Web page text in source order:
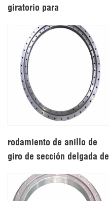
giratorio para
rodamiento de anillo de
giro de sección delgada de